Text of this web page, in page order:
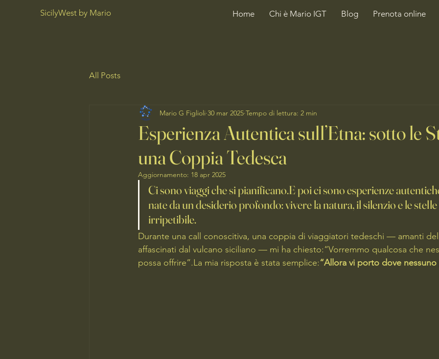
SicilyWest by Mario Home Chi è Mario IGT Blog Prenota online
All Posts
Esperienza Autentica sull’Etna: sotto le
una Coppia Tedesca
Mario G Figlioli 30 mar 2025 Tempo di lettura: 2 min
Aggiornamento: 18 apr 2025
Ci sono viaggi che si pianificano.E poi ci sono esperienze
nate da un desiderio profondo: vivere la natura, il silenzio e le
irripetibile.
Durante una call conoscitiva, una coppia di viaggiatori tedeschi — amanti
affascinati dal vulcano siciliano — mi ha chiesto:“Vorremmo qualcosa che
possa offrire”.La mia risposta è stata semplice:“Allora vi porto dove